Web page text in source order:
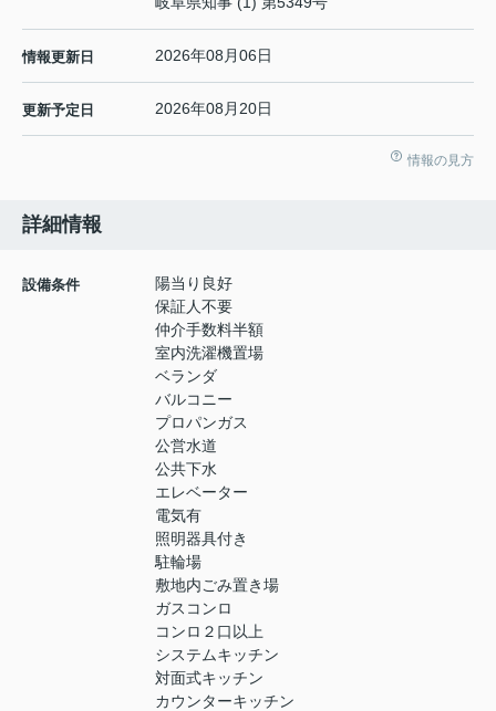
情報更新日 2026年08月06日
更新予定日 2026年08月20日
情報の見方
詳細情報
設備条件
陽当り良好
保証人不要
仲介手数料半額
室内洗濯機置場
ベランダ
バルコニー
プロパンガス
公営水道
公共下水
エレベーター
電気有
照明器具付き
駐輪場
敷地内ごみ置き場
ガスコンロ
コンロ２口以上
システムキッチン
対面式キッチン
カウンターキッチン